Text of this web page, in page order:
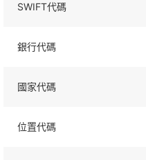
SWIFT代碼
銀行代碼
國家代碼
位置代碼